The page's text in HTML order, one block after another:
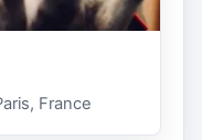
France